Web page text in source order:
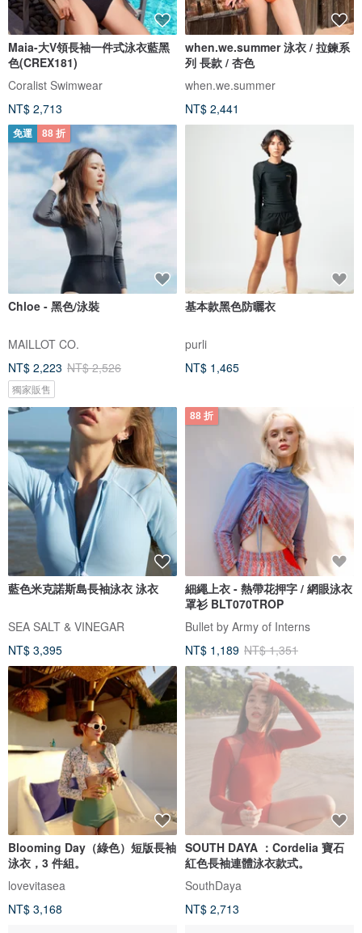
Maia-大V領長袖一件式泳衣藍黑
色(CREX181)
Coralist Swimwear
NT$ 2,713
when.we.summer 泳衣 / 拉鍊系
列 長款 / 杏色
when.we.summer
NT$ 2,441
免運 88 折
Chloe - 黑色/泳裝
MAILLOT CO.
NT$ 2,223 NT$ 2,526
獨家販售
基本款黑色防曬衣
purli
NT$ 1,465
藍色米克諾斯島長袖泳衣 泳衣
SEA SALT & VINEGAR
NT$ 3,395
88 折
細繩上衣 - 熱帶花押字 / 網眼泳衣
罩衫 BLT070TROP
Bullet by Army of Interns
NT$ 1,189 NT$ 1,351
Blooming Day（綠色）短版長袖
泳衣，3 件組。
lovevitasea
NT$ 3,168
SOUTH DAYA ：Cordelia 寶石
紅色長袖連體泳衣款式。
SouthDaya
NT$ 2,713